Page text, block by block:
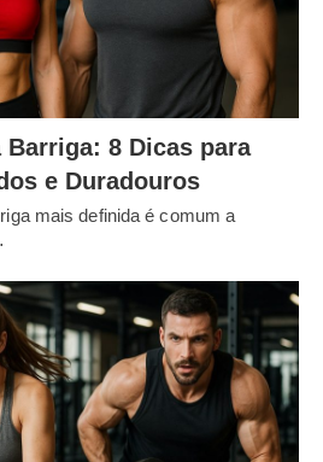
8 Dicas para
e Duradouros
mais definida é comum a